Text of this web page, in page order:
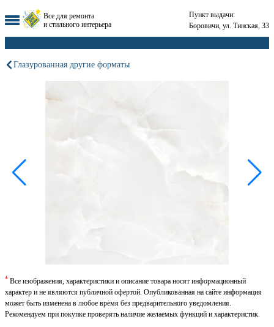
Все для ремонта
и стильного интерьера
Пункт выдачи:
Боровичи, ул. Тинская, 33
Глазурованная другие форматы
* Все изображения, характеристики и описание товара носят информационный
характер и не являются публичной офертой. Опубликованная на сайте информация
может быть изменена в любое время без предварительного уведомления.
Рекомендуем при покупке проверять наличие желаемых функций и характеристик.